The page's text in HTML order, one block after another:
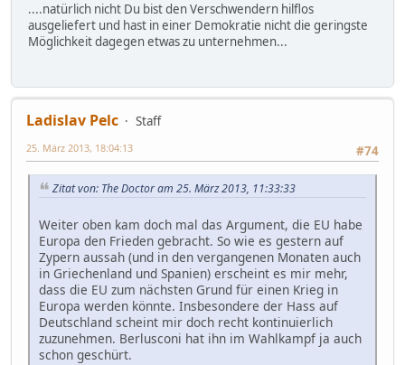
....natürlich nicht Du bist den Verschwendern hilflos
ausgeliefert und hast in einer Demokratie nicht die geringste
Möglichkeit dagegen etwas zu unternehmen...
Ladislav Pelc
Staff
#74
25. März 2013, 18:04:13
Zitat von: The Doctor am 25. März 2013, 11:33:33
Weiter oben kam doch mal das Argument, die EU habe
Europa den Frieden gebracht. So wie es gestern auf
Zypern aussah (und in den vergangenen Monaten auch
in Griechenland und Spanien) erscheint es mir mehr,
dass die EU zum nächsten Grund für einen Krieg in
Europa werden könnte. Insbesondere der Hass auf
Deutschland scheint mir doch recht kontinuierlich
zuzunehmen. Berlusconi hat ihn im Wahlkampf ja auch
schon geschürt.